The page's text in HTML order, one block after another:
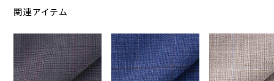
関連アイテム